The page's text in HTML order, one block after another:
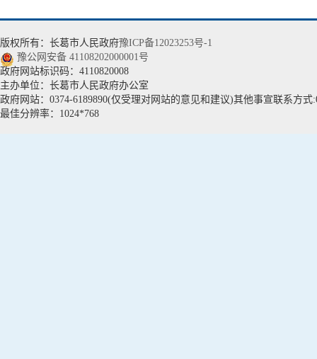
版权所有：长葛市人民政府豫ICP备12023253号-1
豫公网安备 41108202000001号
政府网站标识码：4110820008
主办单位：长葛市人民政府办公室
政府网站：0374-6189890(仅受理对网站的意见和建议)其他事宣联系方式
最佳分辨率：1024*768